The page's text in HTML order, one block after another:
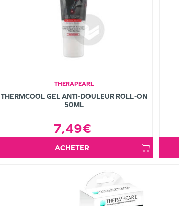
THERAPEARL
THERMCOOL GEL ANTI-DOULEUR ROLL-ON
50ML
7,49€
ACHETER